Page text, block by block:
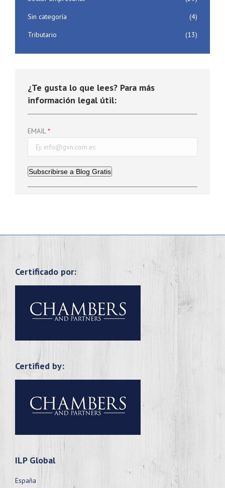
Sin categoría
(4)
Tributario
(13)
¿Te gusta lo que lees? Para más
información legal útil:
EMAIL
Subscribirse a Blog Gratis
Certificado por:
Certified by:
ILP Global
España